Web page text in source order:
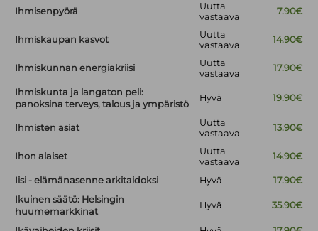
Ihmisenpyörä
Uutta
vastaava
7.90€
Ihmiskaupan kasvot
Uutta
vastaava
14.90€
Ihmiskunnan energiakriisi
Uutta
vastaava
17.90€
Ihmiskunta ja langaton peli:
panoksina terveys, talous ja ympäristö
Hyvä 19.90€
Ihmisten asiat
Uutta
vastaava
13.90€
Ihon alaiset
Uutta
vastaava
14.90€
Iisi - elämänasenne arkitaidoksi Hyvä
17.90€
Ikuinen säätö: Helsingin
huumemarkkinat
Hyvä 35.90€